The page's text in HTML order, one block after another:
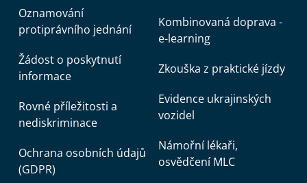
Oznamování
protiprávního jednání
Žádost o poskytnutí
informace
Rovné příležitosti a
nediskriminace
Ochrana osobních údajů
(GDPR)
Kombinovaná doprava -
e-learning
Zkouška z praktické jízdy
Evidence ukrajinských
vozidel
Námořní lékaři,
osvědčení MLC